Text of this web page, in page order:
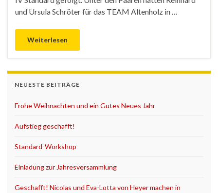
und Ursula Schröter für das TEAM Altenholz in …
Weiterlesen
NEUESTE BEITRÄGE
Frohe Weihnachten und ein Gutes Neues Jahr
Aufstieg geschafft!
Standard-Workshop
Einladung zur Jahresversammlung
Geschafft! Nicolas und Eva-Lotta von Heyer machen in